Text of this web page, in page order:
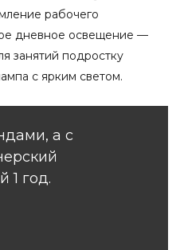
рабочего
дневное освещение —
занятий подростку
с ярким светом.
а с
1 год.